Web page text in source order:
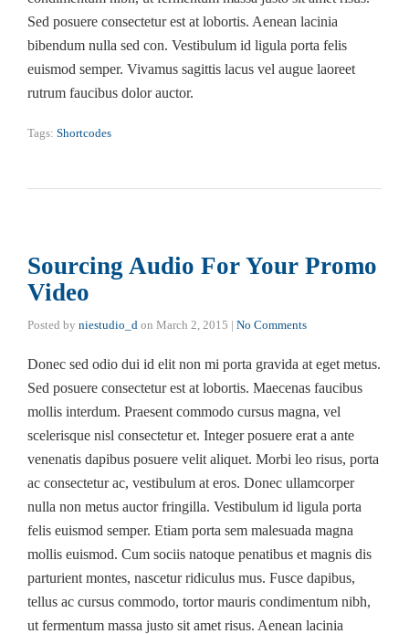
Sed posuere consectetur est at lobortis. Aenean lacinia
bibendum nulla sed con. Vestibulum id ligula porta felis
euismod semper. Vivamus sagittis lacus vel augue laoreet
rutrum faucibus dolor auctor.
Tags: Shortcodes
Sourcing Audio For Your Promo
Video
Posted by niestudio_d on March 2, 2015 | No Comments
Donec sed odio dui id elit non mi porta gravida at eget metus.
Sed posuere consectetur est at lobortis. Maecenas faucibus
mollis interdum. Praesent commodo cursus magna, vel
scelerisque nisl consectetur et. Integer posuere erat a ante
venenatis dapibus posuere velit aliquet. Morbi leo risus, porta
ac consectetur ac, vestibulum at eros. Donec ullamcorper
nulla non metus auctor fringilla. Vestibulum id ligula porta
felis euismod semper. Etiam porta sem malesuada magna
mollis euismod. Cum sociis natoque penatibus et magnis dis
parturient montes, nascetur ridiculus mus. Fusce dapibus,
tellus ac cursus commodo, tortor mauris condimentum nibh,
ut fermentum massa justo sit amet risus. Aenean lacinia